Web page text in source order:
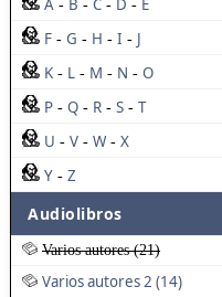
A - B - C - D - E
F - G - H - I - J
K - L - M - N - O
P - Q - R - S - T
U - V - W - X
Y - Z
Audiolibros
Varios autores (21)
Varios autores 2 (14)